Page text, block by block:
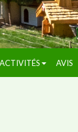
ACTIVITÉS AVIS